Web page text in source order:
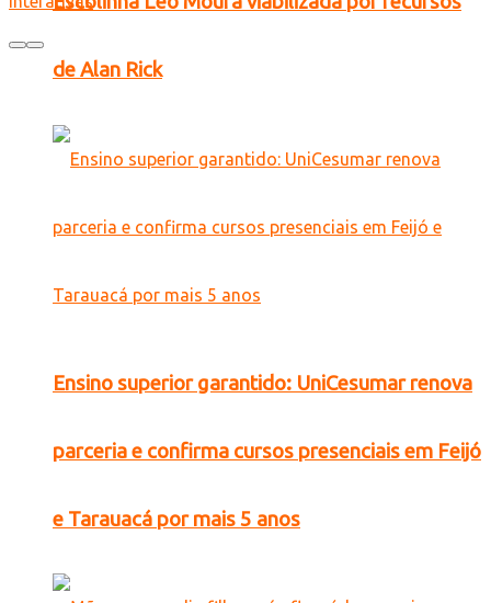
de Alan Rick
Ensino superior garantido: UniCesumar renova
parceria e confirma cursos presenciais em Feijó
e Tarauacá por mais 5 anos